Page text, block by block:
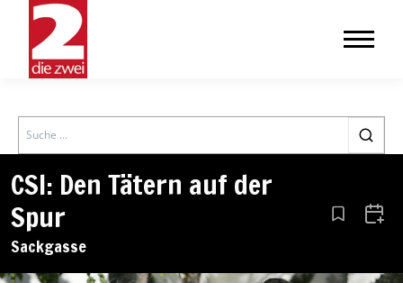
Search
CSI: Den Tätern auf der
Spur
Sackgasse
Aus den